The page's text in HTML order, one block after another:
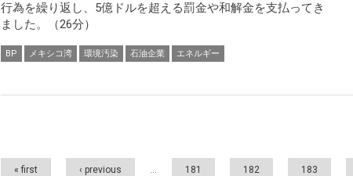
行為を繰り返し、5億ドルを超える罰金や和解金を支払ってき
ました。（26分）
BP メキシコ湾 環境汚染 石油企業 エネルギー
Pages
« first ‹ previous … 181 182 183